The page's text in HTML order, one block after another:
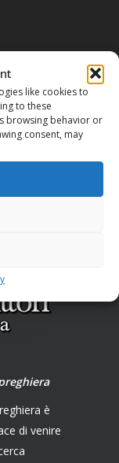
like cookies to
to these
browsing behavior or
consent, may
è
di venire